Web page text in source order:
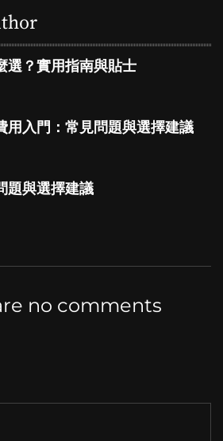
選？實用指南與貼士
用入門：常見問題與選擇建議
題與選擇建議
no comments